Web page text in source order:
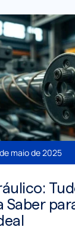
maio de 2025
Saber